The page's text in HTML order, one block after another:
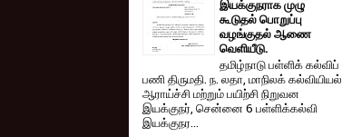
இயக்குநராக முழு
கூடுதல் பொறுப்பு
வழங்குதல் ஆணை
வெளியீடு.
தமிழ்நாடு பள்ளிக் கல்விப்
பணி திருமதி. ந. லதா, மாநிலக் கல்வியியல்
ஆராய்ச்சி மற்றும் பயிற்சி நிறுவன
இயக்குநர், சென்னை 6 பள்ளிக்கல்வி
இயக்குநர...